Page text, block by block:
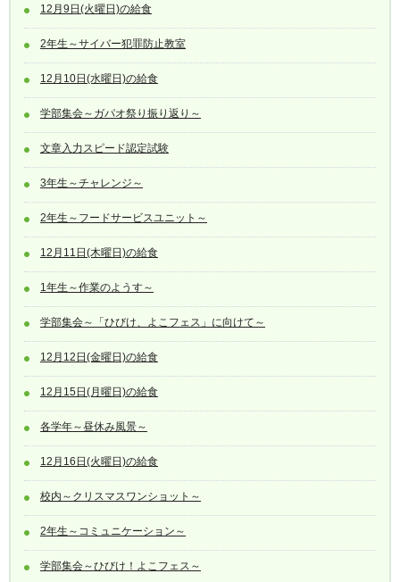
12月9日(火曜日)の給食
2年生～サイバー犯罪防止教室
12月10日(水曜日)の給食
学部集会～ガパオ祭り振り返り～
文章入力スピード認定試験
3年生～チャレンジ～
2年生～フードサービスユニット～
12月11日(木曜日)の給食
1年生～作業のようす～
学部集会～「ひびけ、よこフェス」に向けて～
12月12日(金曜日)の給食
12月15日(月曜日)の給食
各学年～昼休み風景～
12月16日(火曜日)の給食
校内～クリスマスワンショット～
2年生～コミュニケーション～
学部集会～ひびけ！よこフェス～